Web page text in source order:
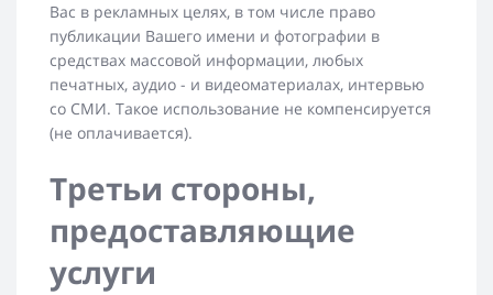
Вас в рекламных целях, в том числе право
публикации Вашего имени и фотографии в
средствах массовой информации, любых
печатных, аудио - и видеоматериалах, интервью
со СМИ. Такое использование не компенсируется
(не оплачивается).
Третьи стороны,
предоставляющие
услуги